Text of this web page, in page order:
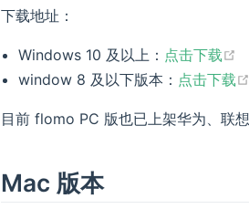
下载地址：
Windows 10 及以上： 点击下载
window 8 及以下版本： 点击下载
目前 flomo PC 版也已上架华为、联
Mac 版本